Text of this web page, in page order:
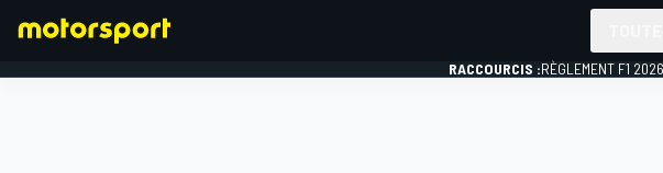
RACCOURCIS :RÈGLEMENT F1 2026